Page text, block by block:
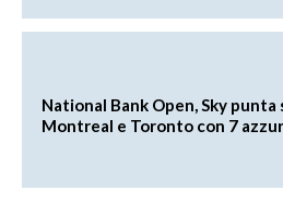
National Bank Open, Sky punta
Montreal e Toronto con 7